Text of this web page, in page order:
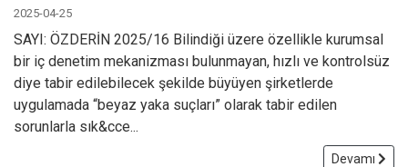
2025-04-25
SAYI: ÖZDERİN 2025/16 Bilindiği üzere özellikle kurumsal
bir iç denetim mekanizması bulunmayan, hızlı ve kontrolsüz
diye tabir edilebilecek şekilde büyüyen şirketlerde
uygulamada “beyaz yaka suçları” olarak tabir edilen
sorunlarla sık&cce...
Devamı